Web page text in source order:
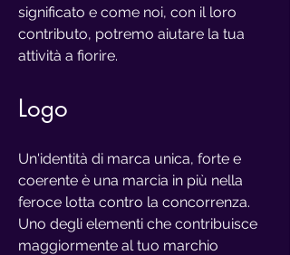
significato e come noi, con il loro
contributo, potremo aiutare la tua
attività a fiorire.
Logo
Un'identità di marca unica, forte e
coerente è una marcia in più nella
feroce lotta contro la concorrenza.
Uno degli elementi che contribuisce
maggiormente al tuo marchio